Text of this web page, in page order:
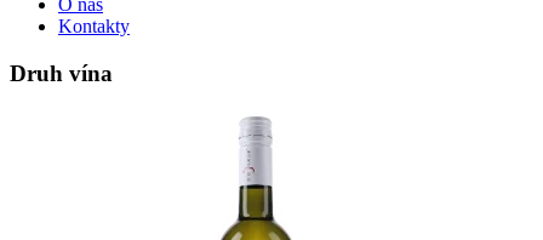
Kontakty
Druh vína